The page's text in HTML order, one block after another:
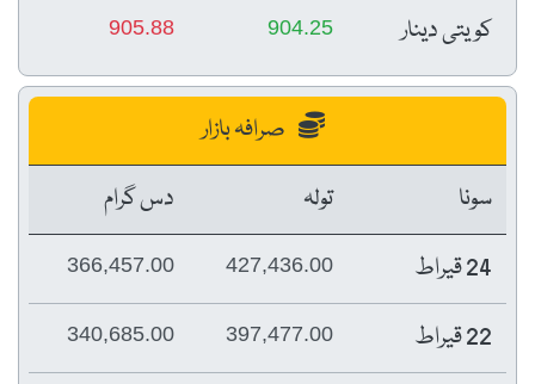
کویتی دینار 904.25
905.88
صرافہ بازار
سونا
تولہ
دس گرام
24 قیراط
427,436.00
366,457.00
22 قیراط 397,477.00
340,685.00